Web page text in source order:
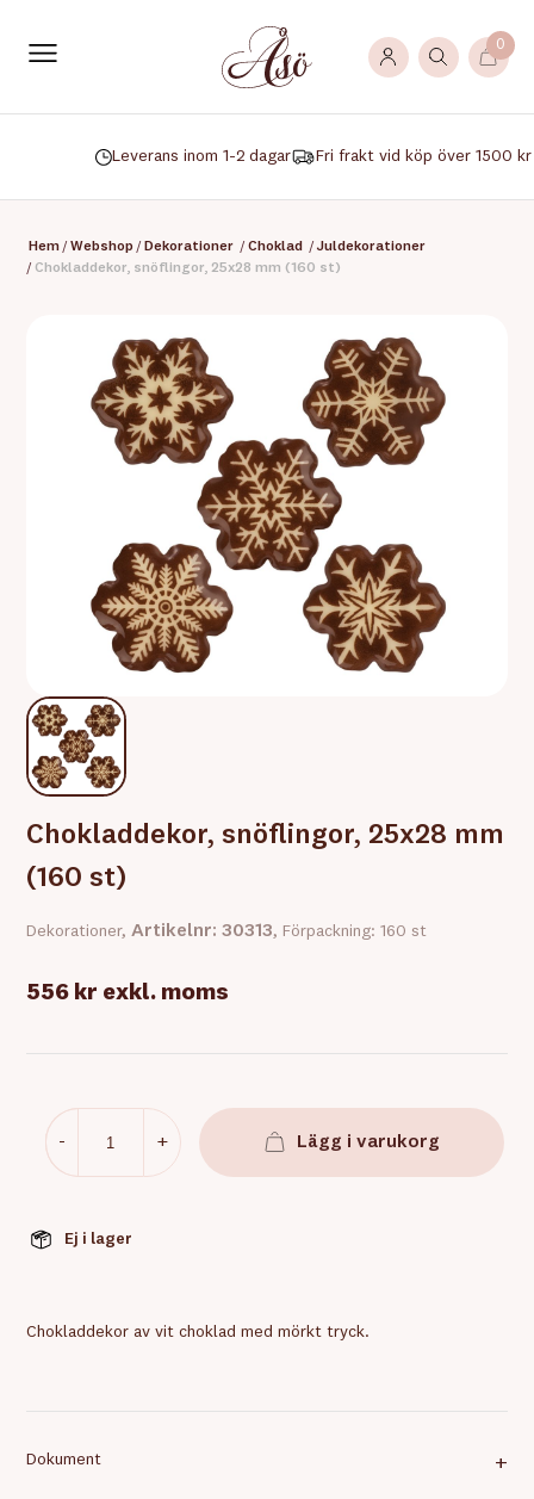
0
Leverans inom 1-2 dagar Fri frakt vid köp över 1500 kr
Hem / Webshop / Dekorationer / Choklad / Juldekorationer
/ Chokladdekor, snöflingor, 25x28 mm (160 st)
Chokladdekor, snöflingor, 25x28 mm
(160 st)
Dekorationer,Artikelnr: 30313, Förpackning: 160 st
556 kr exkl. moms
- + Lägg i varukorg
Ej i lager
Chokladdekor av vit choklad med mörkt tryck.
Dokument +